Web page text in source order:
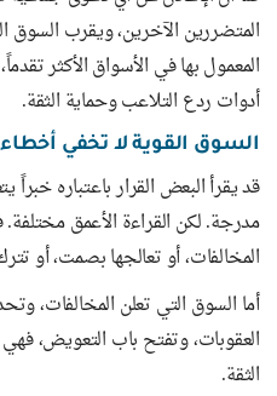
المتضررين الآخرين، ويقرب السوق
المعمول بها في الأسواق الأكثر
أدوات ردع التلاعب وحماية الثقة.
السوق القوية لا تخفي
قد يقرأ البعض القرار باعتباره
مدرجة. لكن القراءة الأعمق
المخالفات، أو تعالجها بصمت، أو
أما السوق التي تعلن المخالفات،
العقوبات، وتفتح باب التعويض،
الثقة.